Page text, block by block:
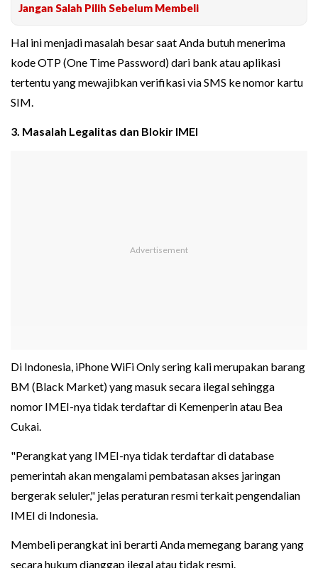
Jangan Salah Pilih Sebelum Membeli
Hal ini menjadi masalah besar saat Anda butuh menerima
kode OTP (One Time Password) dari bank atau aplikasi
tertentu yang mewajibkan verifikasi via SMS ke nomor kartu
SIM.
3. Masalah Legalitas dan Blokir IMEI
Di Indonesia, iPhone WiFi Only sering kali merupakan barang
BM (Black Market) yang masuk secara ilegal sehingga
nomor IMEI-nya tidak terdaftar di Kemenperin atau Bea
Cukai.
"Perangkat yang IMEI-nya tidak terdaftar di database
pemerintah akan mengalami pembatasan akses jaringan
bergerak seluler," jelas peraturan resmi terkait pengendalian
IMEI di Indonesia.
Membeli perangkat ini berarti Anda memegang barang yang
secara hukum dianggap ilegal atau tidak resmi.